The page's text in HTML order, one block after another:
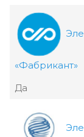
«Фабрикант»
Да